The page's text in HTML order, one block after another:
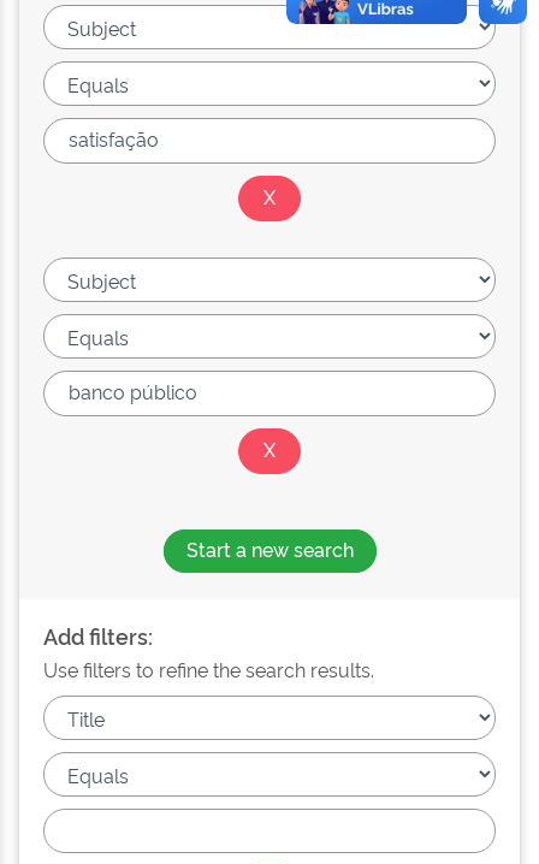
Start a new search
Add filters:
Use filters to refine the search results.